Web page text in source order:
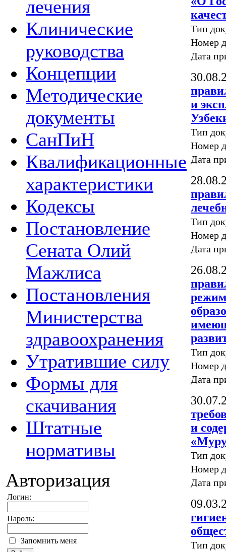
лечения
Клинические
руководства
Концепции
Методические
документы
СанПиН
Квалификационные
характеристики
Кодексы
Постановление
Сената Олий
Мажлиса
Постановления
Министерства
здравоохранения
Утратившие силу
Формы для
скачивания
Штатные
нормативы
Авторизация
Логин:
Пароль:
Запомнить меня
Тип
Номер
Дата
и
Тип
Номер
Дата
Тип
Номер
Дата
Тип
Номер
Дата
и
Тип
Номер
Дата
Тип